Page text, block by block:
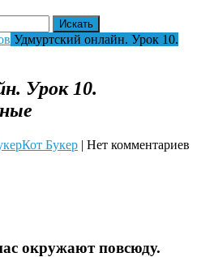
Удмуртский онлайн. Урок 10.
Урок 10.
Кот Букер | Нет комментариев
окружают повсюду.